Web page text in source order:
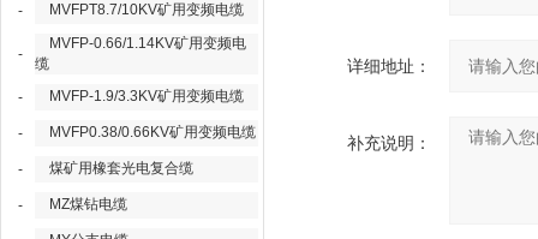
- MVFPT8.7/10KV矿用变频电缆
-
MVFP-0.66/1.14KV矿用变频电
缆
-
MVFP-1.9/3.3KV矿用变频电缆
- MVFP0.38/0.66KV矿用变频电缆
- 煤矿用橡套光电复合缆
- MZ煤钻电缆
详细地址：
补充说明：